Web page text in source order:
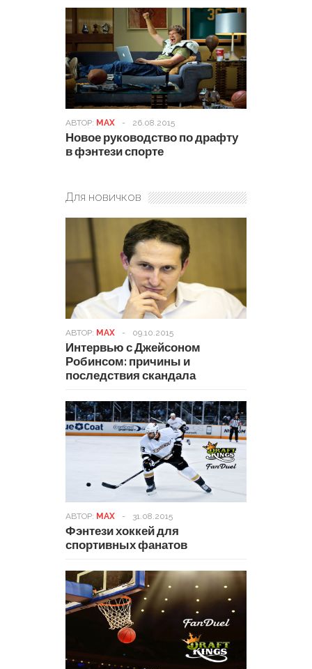
АВТОР: MAX - 26.08.2015
Новое руководство по драфту
в фэнтези спорте
Для новичков
АВТОР: MAX - 09.10.2015
Интервью с Джейсоном
Робинсом: причины и
последствия скандала
АВТОР: MAX - 31.08.2015
Фэнтези хоккей для
спортивных фанатов